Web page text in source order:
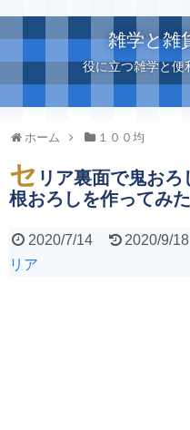
雑学と雑
役に立つ雑学と便
ホーム １００均
セ リア裏面で鬼お
根おろしを作ってみた
2020/7/14 2020/9/18
リア